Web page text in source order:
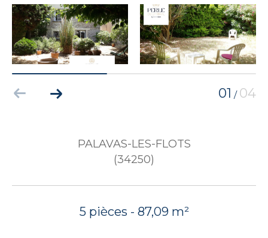
01 / 04
PALAVAS-LES-FLOTS
(34250)
5 pièces - 87,09 m²